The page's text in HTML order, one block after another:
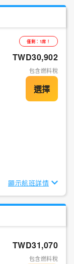
僅剩：1席！
TWD30,902
包含燃料稅
顯示航班詳情
TWD31,070
包含燃料稅